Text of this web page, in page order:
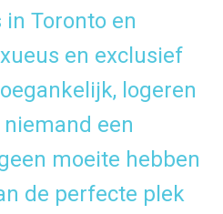
Toronto en
en exclusief
logeren
een
moeite hebben
de perfecte plek